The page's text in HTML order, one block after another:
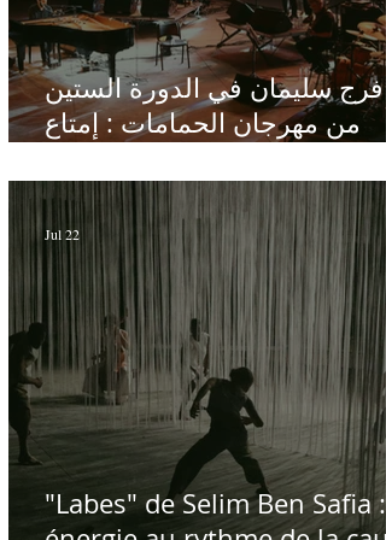
فرج سليمان في الدورة الستين
من مهرجان الحمامات : إمتاع
"Labes" de Selim Ben Safia :
Jul 22